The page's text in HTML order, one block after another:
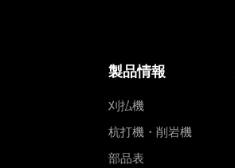
製品情報
刈払機
杭打機・削岩機
部品表